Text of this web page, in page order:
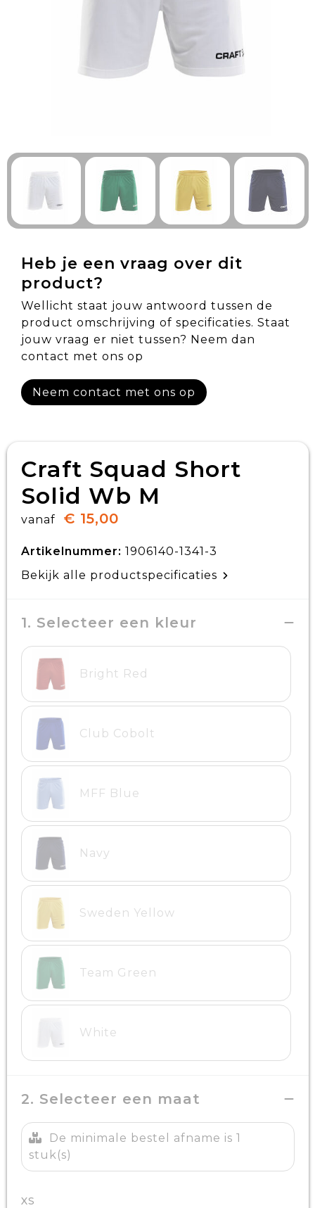
Technologie & Gadgets
Pennen & Schrijfwaren
Gezondheid & Welzijn
Eten & Drinken
Heb je een vraag over dit
product?
Wellicht staat jouw antwoord tussen de
product omschrijving of specificaties. Staat
jouw vraag er niet tussen? Neem dan
contact met ons op
Neem contact met ons op
Craft Squad Short
Solid Wb M
vanaf € 15,00
Artikelnummer: 1906140-1341-3
Bekijk alle productspecificaties
1. Selecteer een kleur
Bright Red
Club Cobolt
MFF Blue
Navy
Sweden Yellow
Team Green
White
2. Selecteer een maat
De minimale bestel afname is 1
stuk(s)
XS